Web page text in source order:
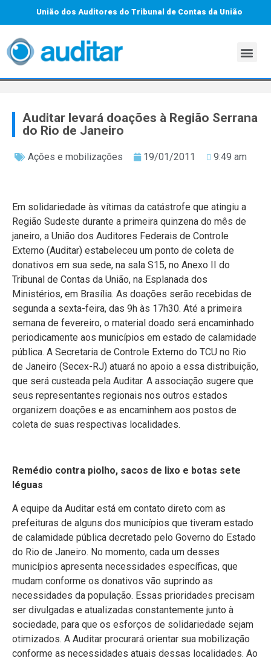
União dos Auditores do Tribunal de Contas da União
Auditar levará doações à Região Serrana
do Rio de Janeiro
Ações e mobilizações 19/01/2011 9:49 am
Em solidariedade às vítimas da catástrofe que atingiu a
Região Sudeste durante a primeira quinzena do mês de
janeiro, a União dos Auditores Federais de Controle
Externo (Auditar) estabeleceu um ponto de coleta de
donativos em sua sede, na sala S15, no Anexo II do
Tribunal de Contas da União, na Esplanada dos
Ministérios, em Brasília. As doações serão recebidas de
segunda a sexta-feira, das 9h às 17h30. Até a primeira
semana de fevereiro, o material doado será encaminhado
periodicamente aos municípios em estado de calamidade
pública. A Secretaria de Controle Externo do TCU no Rio
de Janeiro (Secex-RJ) atuará no apoio a essa distribuição,
que será custeada pela Auditar. A associação sugere que
seus representantes regionais nos outros estados
organizem doações e as encaminhem aos postos de
coleta de suas respectivas localidades.
Remédio contra piolho, sacos de lixo e botas sete
léguas
A equipe da Auditar está em contato direto com as
prefeituras de alguns dos municípios que tiveram estado
de calamidade pública decretado pelo Governo do Estado
do Rio de Janeiro. No momento, cada um desses
municípios apresenta necessidades específicas, que
mudam conforme os donativos vão suprindo as
necessidades da população. Essas prioridades precisam
ser divulgadas e atualizadas constantemente junto à
sociedade, para que os esforços de solidariedade sejam
otimizados. A Auditar procurará orientar sua mobilização
conforme as necessidades atuais dessas localidades. Ao